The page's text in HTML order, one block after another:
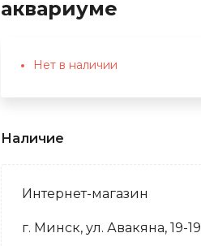
аквариуме
Нет в наличии
Наличие
Интернет-магазин
г. Минск, ул. Авакяна, 19-